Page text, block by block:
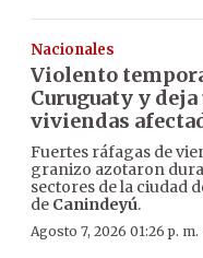
Nacionales
Violento
Curuguaty y deja
viviendas
Fuertes ráfagas de
granizo azotaron
sectores de la ciudad
de Canindeyú.
Agosto 7, 2026 01:26 p. m.